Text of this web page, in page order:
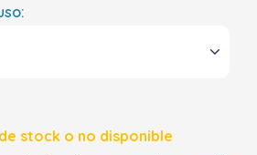
stock o no disponible